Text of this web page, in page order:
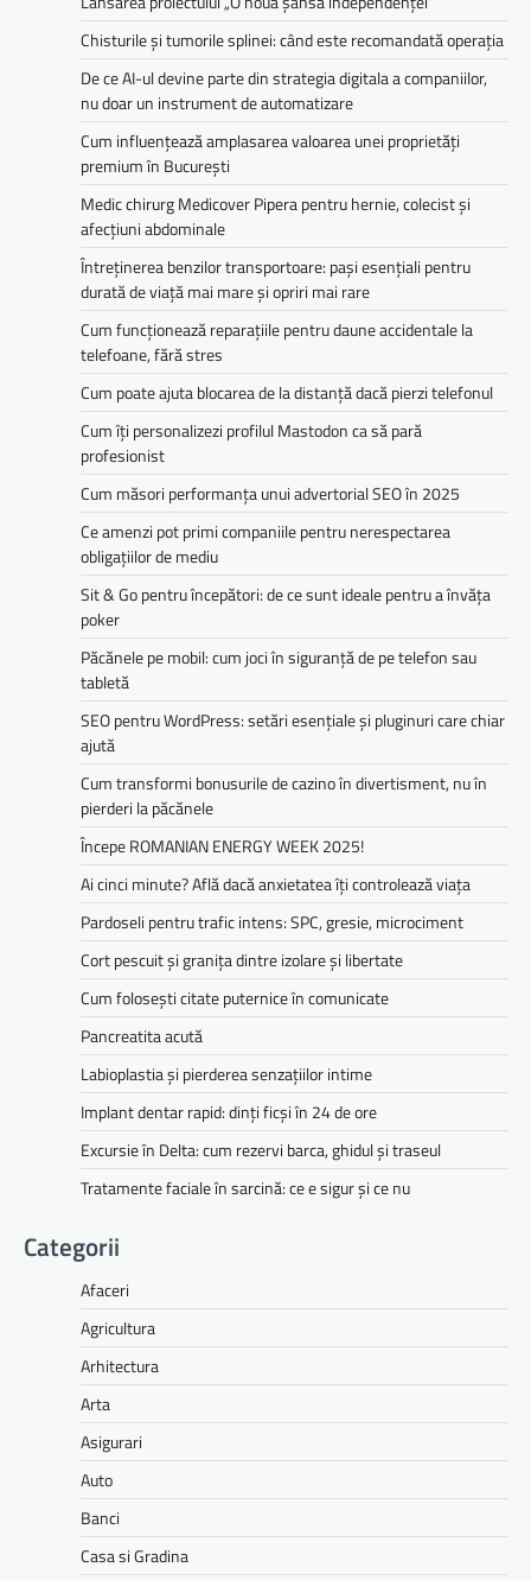
Chisturile și tumorile splinei: când este recomandată operația
De ce AI-ul devine parte din strategia digitala a companiilor,
nu doar un instrument de automatizare
Cum influențează amplasarea valoarea unei proprietăți
premium în București
Medic chirurg Medicover Pipera pentru hernie, colecist și
afecțiuni abdominale
Întreținerea benzilor transportoare: pași esențiali pentru
durată de viață mai mare și opriri mai rare
Cum funcționează reparațiile pentru daune accidentale la
telefoane, fără stres
Cum poate ajuta blocarea de la distanță dacă pierzi telefonul
Cum îți personalizezi profilul Mastodon ca să pară
profesionist
Cum măsori performanța unui advertorial SEO în 2025
Ce amenzi pot primi companiile pentru nerespectarea
obligațiilor de mediu­­
Sit & Go pentru începători: de ce sunt ideale pentru a învăța
poker
Păcănele pe mobil: cum joci în siguranță de pe telefon sau
tabletă
SEO pentru WordPress: setări esențiale și pluginuri care chiar
ajută
Cum transformi bonusurile de cazino în divertisment, nu în
pierderi la păcănele
Începe ROMANIAN ENERGY WEEK 2025!
Ai cinci minute? Află dacă anxietatea îți controlează viața
Pardoseli pentru trafic intens: SPC, gresie, microciment
Cort pescuit și granița dintre izolare și libertate
Cum folosești citate puternice în comunicate
Pancreatita acută
Labioplastia și pierderea senzațiilor intime
Implant dentar rapid: dinți ficși în 24 de ore
Excursie în Delta: cum rezervi barca, ghidul și traseul
Tratamente faciale în sarcină: ce e sigur și ce nu
Categorii
Afaceri
Agricultura
Arhitectura
Arta
Asigurari
Auto
Banci
Casa si Gradina